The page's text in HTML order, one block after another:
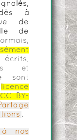
à
de
de
et
sont
licence
CC BY-
.
à nos